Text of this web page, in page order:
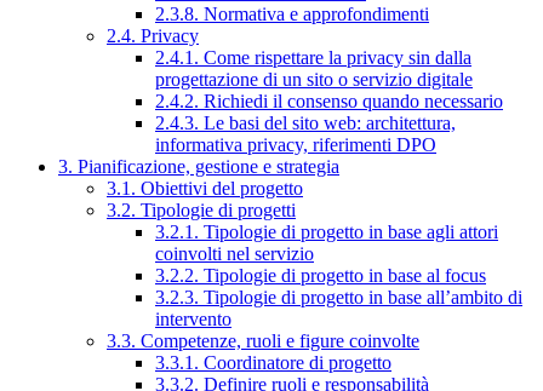
2.3.8. Normativa e approfondimenti
2.4. Privacy
2.4.1. Come rispettare la privacy sin dalla
progettazione di un sito o servizio digitale
2.4.2. Richiedi il consenso quando necessario
2.4.3. Le basi del sito web: architettura,
informativa privacy, riferimenti DPO
3. Pianificazione, gestione e strategia
3.1. Obiettivi del progetto
3.2. Tipologie di progetti
3.2.1. Tipologie di progetto in base agli attori
coinvolti nel servizio
3.2.2. Tipologie di progetto in base al focus
3.2.3. Tipologie di progetto in base all’ambito di
intervento
3.3. Competenze, ruoli e figure coinvolte
3.3.1. Coordinatore di progetto
3.3.2. Definire ruoli e responsabilità